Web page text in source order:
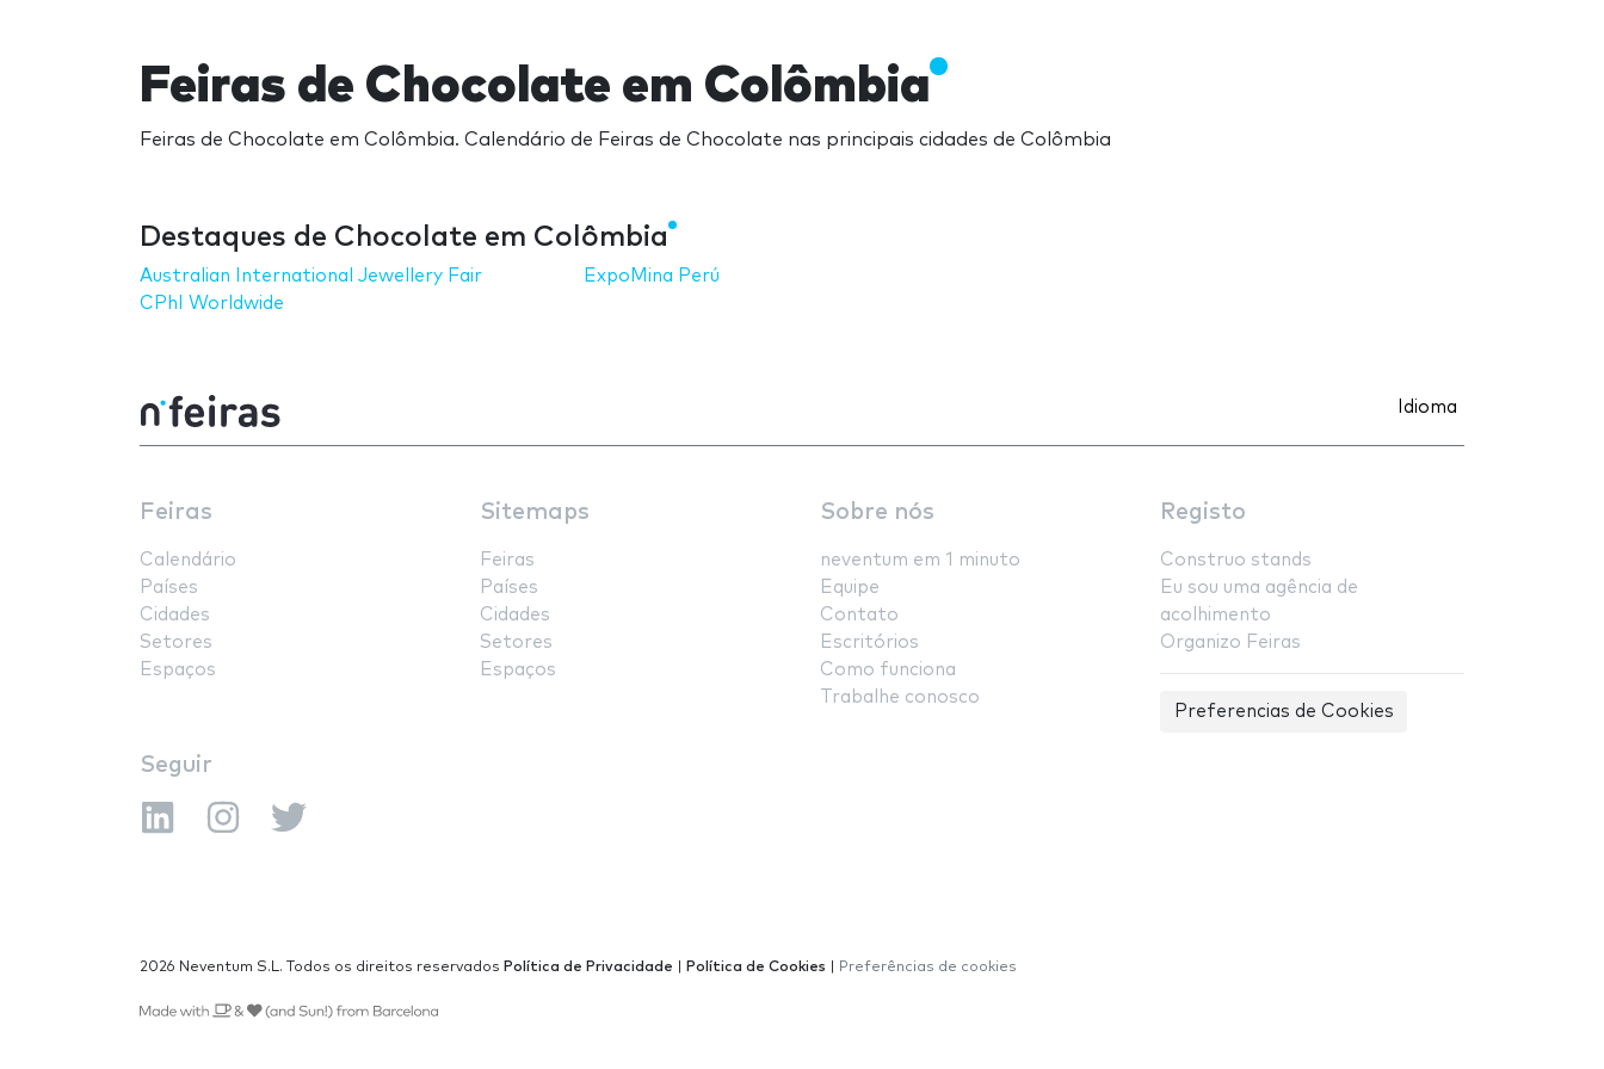
Feiras de Chocolate em Colômbia
Feiras de Chocolate em Colômbia. Calendário de Feiras de Chocolate nas principais cidades de Colômbia
Destaques de Chocolate em Colômbia
Australian International Jewellery Fair
CPhI Worldwide
ExpoMina Perú
Idioma
Feiras
Calendário
Países
Cidades
Setores
Espaços
Sitemaps
Feiras
Países
Cidades
Setores
Espaços
Sobre nós
neventum em 1 minuto
Equipe
Contato
Escritórios
Como funciona
Trabalhe conosco
Registo
Construo stands
Eu sou uma agência de
acolhimento
Organizo Feiras
Preferencias de Cookies
Seguir
2026 Neventum S.L. Todos os direitos reservados Política de Privacidade Política de Cookies Preferências de cookies